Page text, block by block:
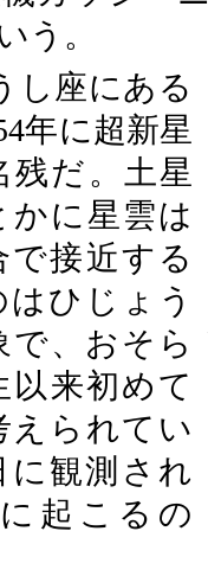
う。
し座にある
年に超新星
だ。土星
に星雲は
で接近する
ひじょう
、おそら
以来初めて
えられてい
に観測され
起こるの